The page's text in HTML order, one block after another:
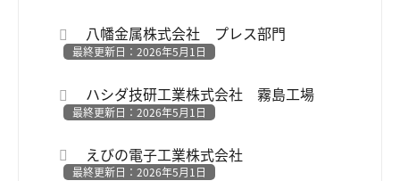
八幡金属株式会社 プレス部門
最終更新日：2026年5月1日
ハシダ技研工業株式会社 霧島工場
最終更新日：2026年5月1日
えびの電子工業株式会社
最終更新日：2026年5月1日